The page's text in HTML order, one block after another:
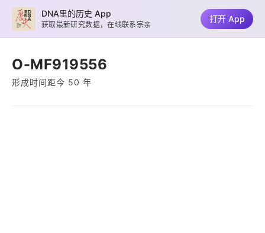
O-MF919556
形成时间距今 50 年
DNA里的历史 App
获取最新研究数据，在线联系宗亲
打开 App